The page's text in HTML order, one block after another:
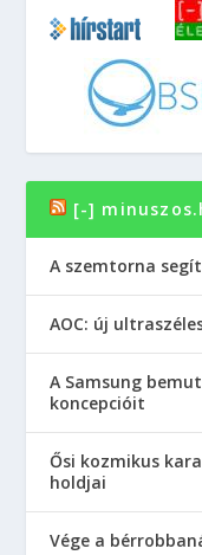
[-]
A szemtorna
AOC: új
A Samsung
koncepcióit
Ősi kozmikus
holdjai
Vége a